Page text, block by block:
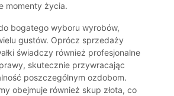
momenty życia.
bogatego wyboru wyrobów,
gustów. Oprócz sprzedaży
świadczy również profesjonalne
skutecznie przywracając
poszczególnym ozdobom.
obejmuje również skup złota, co